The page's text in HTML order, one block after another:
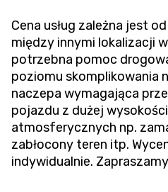
Cena usług zależna jest
między innymi lokalizacji
potrzebna pomoc
poziomu skomplikowania
naczepa wymagająca
pojazdu z dużej
atmosferycznych np.
zabłocony teren itp.
indywidualnie.